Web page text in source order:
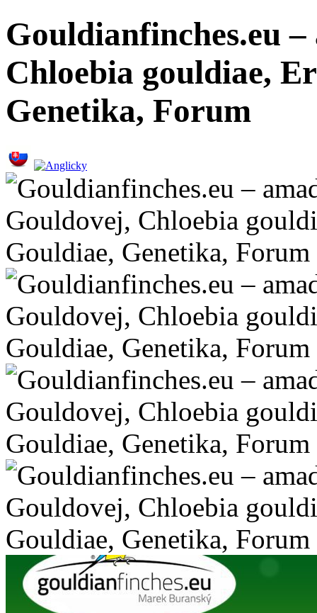
Gouldianfinches.eu
Chloebia gouldiae,
Genetika, Forum